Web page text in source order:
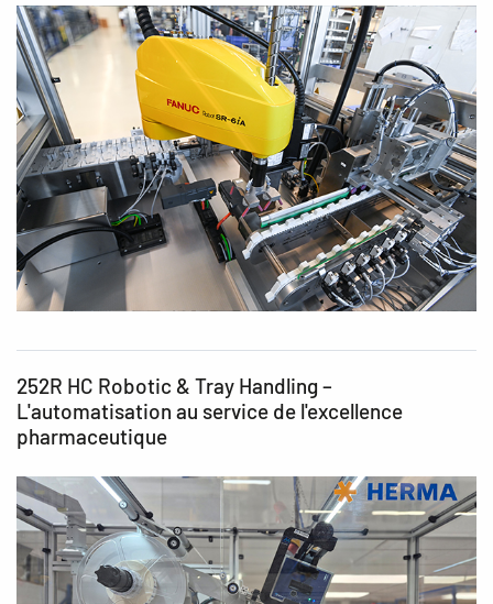
252R HC Robotic & Tray Handling –
L'automatisation au service de l'excellence
pharmaceutique